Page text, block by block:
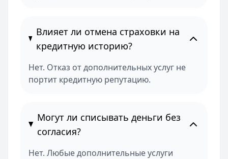
Влияет ли отмена страховки на
кредитную историю?
Нет. Отказ от дополнительных услуг не
портит кредитную репутацию.
Могут ли списывать деньги без
согласия?
Нет. Любые дополнительные услуги